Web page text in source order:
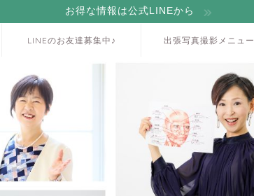
お得な情報は公式LINEから
LINEのお友達募集中♪ 出張写真撮影メニュー